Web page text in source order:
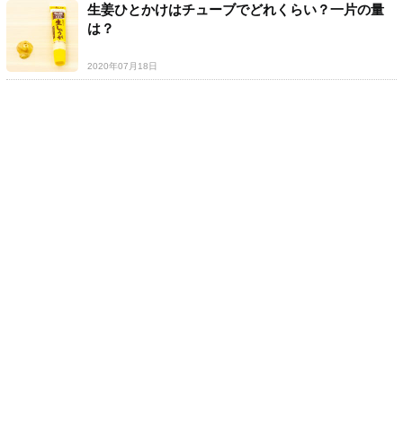
生姜ひとかけはチューブでどれくらい？一片の量
は？
2020年07月18日